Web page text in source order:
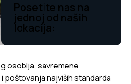
Posetite nas na
jednoj od naših
lokacija:
osoblja, savremene
poštovanja najviših standarda